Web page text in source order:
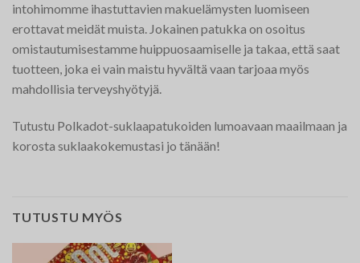
intohimomme ihastuttavien makuelämysten luomiseen
erottavat meidät muista. Jokainen patukka on osoitus
omistautumisestamme huippuosaamiselle ja takaa, että saat
tuotteen, joka ei vain maistu hyvältä vaan tarjoaa myös
mahdollisia terveyshyötyjä.
Tutustu Polkadot-suklaapatukoiden lumoavaan maailmaan ja
korosta suklaakokemustasi jo tänään!
TUTUSTU MYÖS